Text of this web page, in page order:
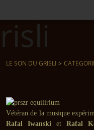
LE SON DU GRISLI >
Vétéran de la musique
Rafal Iwanski et Rafal